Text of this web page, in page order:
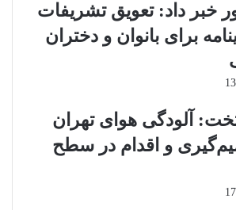
خبر داد: تعویق تشریفات
برای بانوان و دختران
آلودگی هوای تهران
و اقدام در سطح